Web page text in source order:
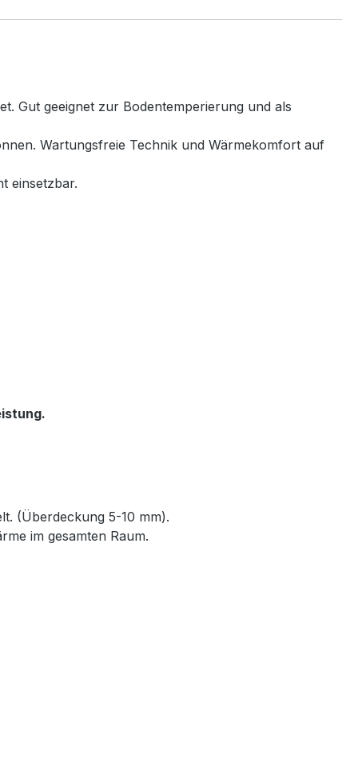
Gut geeignet zur Bodentemperierung und als
Wartungsfreie Technik und Wärmekomfort auf
einsetzbar.
(Überdeckung 5-10 mm).
im gesamten Raum.